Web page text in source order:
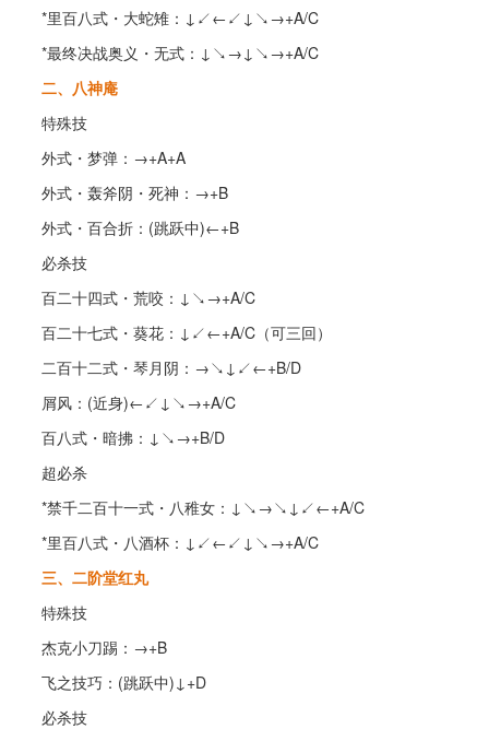
*里百八式・大蛇雉：↓↙←↙↓↘→+A/C
*最终决战奥义・无式：↓↘→↓↘→+A/C
二、八神庵
特殊技
外式・梦弹：→+A+A
外式・轰斧阴・死神：→+B
外式・百合折：(跳跃中)←+B
必杀技
百二十四式・荒咬：↓↘→+A/C
百二十七式・葵花：↓↙←+A/C（可三回）
二百十二式・琴月阴：→↘↓↙←+B/D
屑风：(近身)←↙↓↘→+A/C
百八式・暗拂：↓↘→+B/D
超必杀
*禁千二百十一式・八稚女：↓↘→↘↓↙←+A/C
*里百八式・八酒杯：↓↙←↙↓↘→+A/C
三、二阶堂红丸
特殊技
杰克小刀踢：→+B
飞之技巧：(跳跃中)↓+D
必杀技